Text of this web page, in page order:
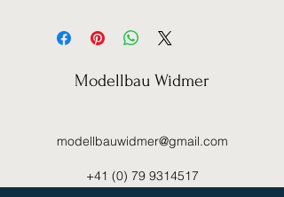
Modellbau Widmer
modellbauwidmer@gmail.com
+41 (0) 79 9314517